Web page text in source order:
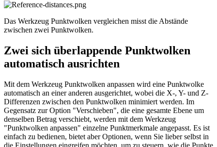
Das Werkzeug Punktwolken vergleichen misst die Abstände
zwischen zwei Punktwolken.
Zwei sich überlappende Punktwolken
automatisch ausrichten
Mit dem Werkzeug Punktwolken anpassen wird eine Punktwolke
automatisch an einer anderen ausgerichtet, wobei die X-, Y- und Z-
Differenzen zwischen den Punktwolken minimiert werden. Im
Gegensatz zur Option "Verschieben", die eine gesamte Ebene um
denselben Betrag verschiebt, werden mit dem Werkzeug
"Punktwolken anpassen" einzelne Punktmerkmale angepasst. Es ist
einfach zu bedienen, bietet aber Optionen, wenn Sie lieber selbst in
die Einstellungen eingreifen möchten, um zu steuern, wie die Punkte